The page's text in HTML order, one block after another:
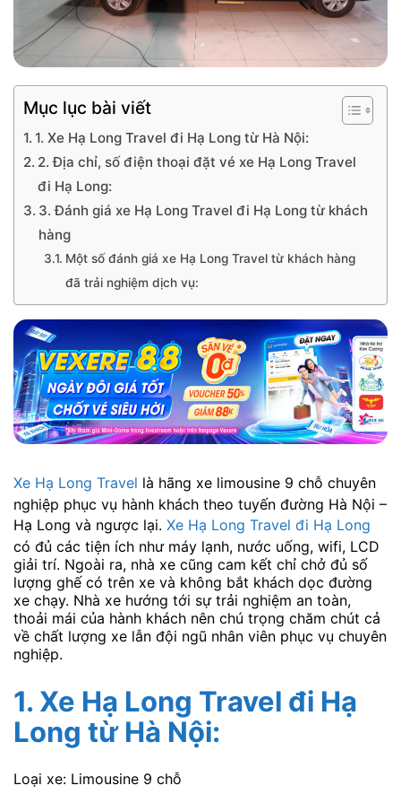
Mục lục bài viết
1. Xe Hạ Long Travel đi Hạ Long từ Hà Nội:
2. Địa chỉ, số điện thoại đặt vé xe Hạ Long Travel
đi Hạ Long:
3. Đánh giá xe Hạ Long Travel đi Hạ Long từ khách
hàng
Một số đánh giá xe Hạ Long Travel từ khách hàng
đã trải nghiệm dịch vụ:
Xe Hạ Long Travel là hãng xe limousine 9 chỗ chuyên
nghiệp phục vụ hành khách theo tuyến đường Hà Nội –
Hạ Long và ngược lại. Xe Hạ Long Travel đi Hạ Long
có đủ các tiện ích như máy lạnh, nước uống, wifi, LCD
giải trí. Ngoài ra, nhà xe cũng cam kết chỉ chở đủ số
lượng ghế có trên xe và không bắt khách dọc đường
xe chạy. Nhà xe hướng tới sự trải nghiệm an toàn,
thoải mái của hành khách nên chú trọng chăm chút cả
về chất lượng xe lẫn đội ngũ nhân viên phục vụ chuyên
nghiệp.
1. Xe Hạ Long Travel đi Hạ
Long từ Hà Nội:
Loại xe: Limousine 9 chỗ